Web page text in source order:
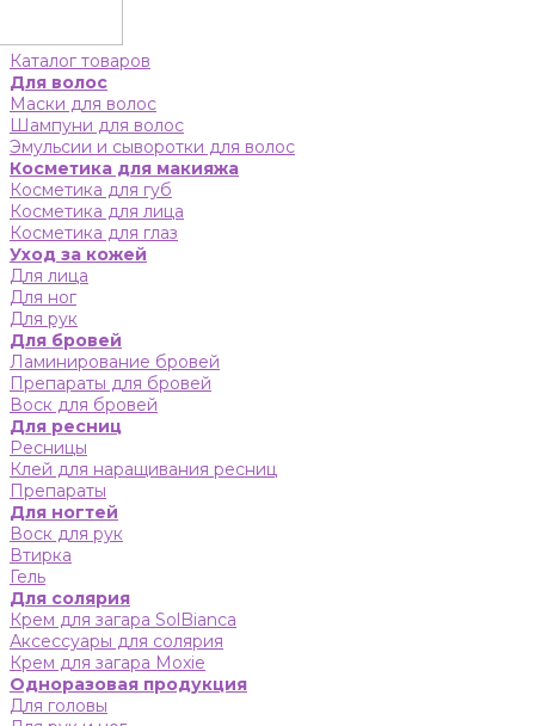
Каталог товаров
Для волос
Маски для волос
Шампуни для волос
Эмульсии и сыворотки для волос
Косметика для макияжа
Косметика для губ
Косметика для лица
Косметика для глаз
Уход за кожей
Для лица
Для ног
Для рук
Для бровей
Ламинирование бровей
Препараты для бровей
Воск для бровей
Для ресниц
Ресницы
Клей для наращивания ресниц
Препараты
Для ногтей
Воск для рук
Втирка
Гель
Для солярия
Крем для загара SolBianca
Аксессуары для солярия
Крем для загара Moxie
Одноразовая продукция
Для головы